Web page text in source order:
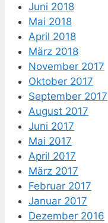
Juni 2018
Mai 2018
April 2018
März 2018
November 2017
Oktober 2017
September 2017
August 2017
Juni 2017
Mai 2017
April 2017
März 2017
Februar 2017
Januar 2017
Dezember 2016